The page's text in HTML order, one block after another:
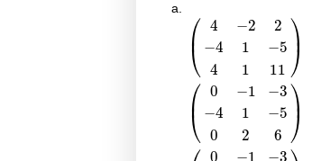
⎛
⎝
⎜
4
−4
4
−2
1
1
2
−5
11
⎞
⎠⎟
⎛
⎝
⎜
0
−4
0
−1
1
2
−3
−5
6
⎞
⎠⎟